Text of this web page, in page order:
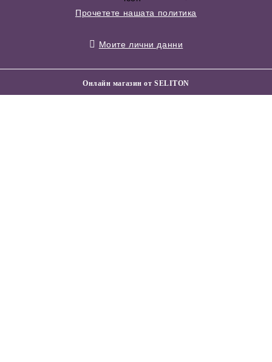
Прочетете нашата политика
Моите лични данни
Онлайн магазин от SELITON